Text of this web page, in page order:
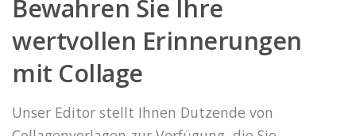
Bewahren Sie Ihre
wertvollen Erinnerungen
mit Collage
Unser Editor stellt Ihnen Dutzende von